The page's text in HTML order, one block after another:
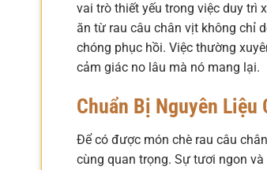
vai trò thiết yếu trong việc duy trì
ăn từ rau câu chân vịt không chỉ
chóng phục hồi. Việc thường
cảm giác no lâu mà nó mang lại.
Chuẩn Bị Nguyên Liệu
Để có được món chè rau câu
cùng quan trọng. Sự tươi ngon